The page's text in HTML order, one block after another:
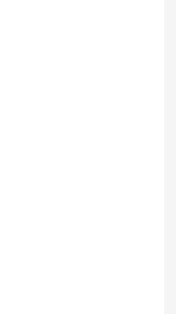
Norstream
вытянутую
при неспешной
у самой
4,3 гр
Area Felix